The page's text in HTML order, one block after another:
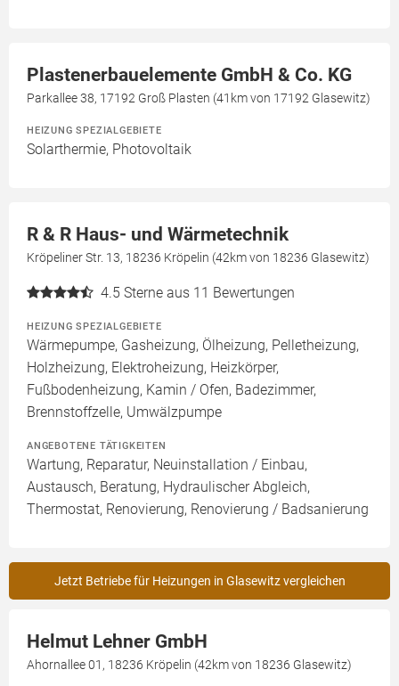
Plastenerbauelemente GmbH & Co. KG
Parkallee 38, 17192 Groß Plasten (41km von 17192 Glasewitz)
HEIZUNG SPEZIALGEBIETE
Solarthermie, Photovoltaik
R & R Haus- und Wärmetechnik
Kröpeliner Str. 13, 18236 Kröpelin (42km von 18236 Glasewitz)
4.5 Sterne aus 11 Bewertungen
HEIZUNG SPEZIALGEBIETE
Wärmepumpe, Gasheizung, Ölheizung, Pelletheizung,
Holzheizung, Elektroheizung, Heizkörper,
Fußbodenheizung, Kamin / Ofen, Badezimmer,
Brennstoffzelle, Umwälzpumpe
ANGEBOTENE TÄTIGKEITEN
Wartung, Reparatur, Neuinstallation / Einbau,
Austausch, Beratung, Hydraulischer Abgleich,
Thermostat, Renovierung, Renovierung / Badsanierung
Jetzt Betriebe für Heizungen in Glasewitz vergleichen
Helmut Lehner GmbH
Ahornallee 01, 18236 Kröpelin (42km von 18236 Glasewitz)